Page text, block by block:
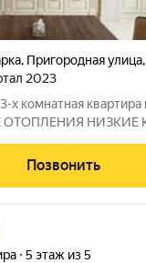
, Пригородная улица,
2023
х комнатная
НИЗКИЕ
материалы,
проживания.
Позвонить
5 этаж из 5